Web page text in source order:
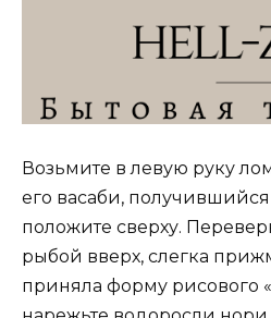
Возьмите в левую руку
его васаби,
положите сверху.
рыбой вверх, слегка
приняла форму рисового